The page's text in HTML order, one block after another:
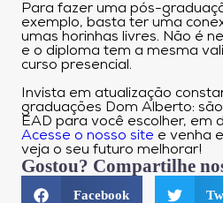
Para fazer uma pós-
exemplo, basta ter uma
umas horinhas livres. Não é
e o diploma tem a mesma
curso presencial.
Invista em atualização
graduações Dom Alberto:
EAD para você escolher, em
Acesse o nosso site e venha
veja o seu futuro melhorar!
Gostou? Compartilhe
Facebook